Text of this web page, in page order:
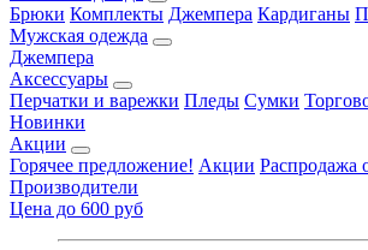
Брюки Комплекты Джемпера Кардиганы
Мужская одежда
Джемпера
Аксессуары
Перчатки и варежки Пледы Сумки
Новинки
Акции
Горячее предложение! Акции Распродажа
Производители
Цена до 600 руб